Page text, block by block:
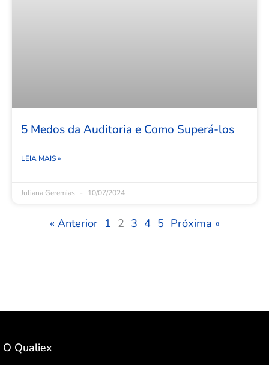
5 Medos da Auditoria e Como Superá-los
LEIA MAIS »
Juliana Geremias 10/07/2024
« Anterior 1 2 3 4 5 Próxima »
O Qualiex